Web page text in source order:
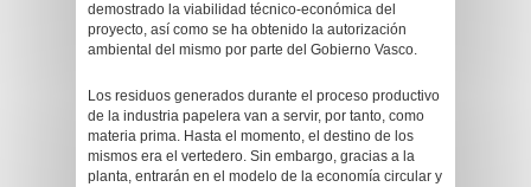
demostrado la viabilidad técnico-económica del
proyecto, así como se ha obtenido la autorización
ambiental del mismo por parte del Gobierno Vasco.
Los residuos generados durante el proceso productivo
de la industria papelera van a servir, por tanto, como
materia prima. Hasta el momento, el destino de los
mismos era el vertedero. Sin embargo, gracias a la
planta, entrarán en el modelo de la economía circular y